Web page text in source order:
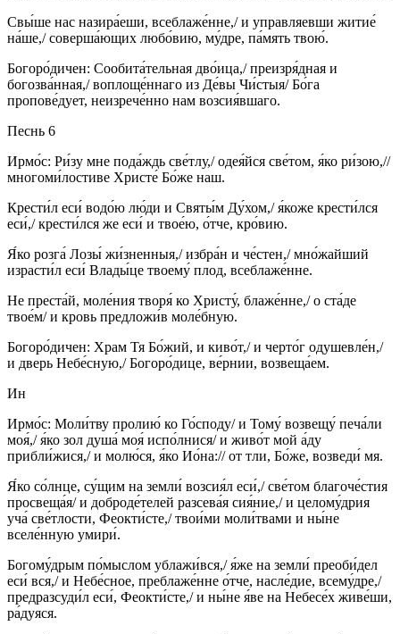
Свы́ше нас назира́еши, всеблаже́нне,/ и управляевши житие́
на́ше,/ соверша́ющих любо́вию, му́дре, па́мять твою́.
Богоро́дичен: Сообита́тельная дво́ица,/ преизря́дная и
богозва́нная,/ воплоще́ннаго из Де́вы Чи́стыя/ Бо́га
пропове́дует, неизрече́нно нам возсия́вшаго.
Песнь 6
Ирмо́с: Ри́зу мне пода́ждь све́тлу,/ одея́йся све́том, я́ко ри́зою,//
многоми́лостиве Христе́ Бо́же наш.
Крести́л еси́ водо́ю лю́ди и Святы́м Ду́хом,/ я́коже крести́лся
еси́,/ крести́лся же еси́ и твое́ю, о́тче, кро́вию.
Я́ко розга́ Лозы́ жи́зненныя,/ избра́н и че́стен,/ мно́жайший
израсти́л еси́ Влады́це твоему́ плод, всеблаже́нне.
Не преста́й, моле́ния творя́ ко Христу́, блаже́нне,/ о ста́де
твое́м/ и кровь предложи́в моле́бную.
Богоро́дичен: Храм Тя Бо́жий, и киво́т,/ и черто́г одушевле́н,/
и дверь Небе́сную,/ Богоро́дице, ве́рнии, возвеща́ем.
Ин
Ирмо́с: Моли́тву пролию́ ко Го́споду/ и Тому́ возвещу́ печа́ли
моя́,/ я́ко зол душа́ моя́ испо́лнися/ и живо́т мой а́ду
прибли́жися,/ и молю́ся, я́ко Ио́на:// от тли, Бо́же, возведи́ мя.
Я́ко со́лнце, су́щим на земли́ возсия́л еси́,/ све́том благоче́стия
просвеща́я/ и доброде́телей разсева́я сия́ние,/ и целому́дрия
уча́ све́тлости, Феокти́сте,/ твои́ми моли́твами и ны́не
вселе́нную умири́.
Богому́дрым по́мыслом ублажи́вся,/ я́же на земли́ преоби́дел
еси́ вся,/ и Небе́сное, преблаже́нне о́тче, насле́дие, всему́дре,/
предразсуди́л еси́, Феокти́сте,/ и ны́не я́ве на Небесе́х живе́ши,
ра́дуяся.